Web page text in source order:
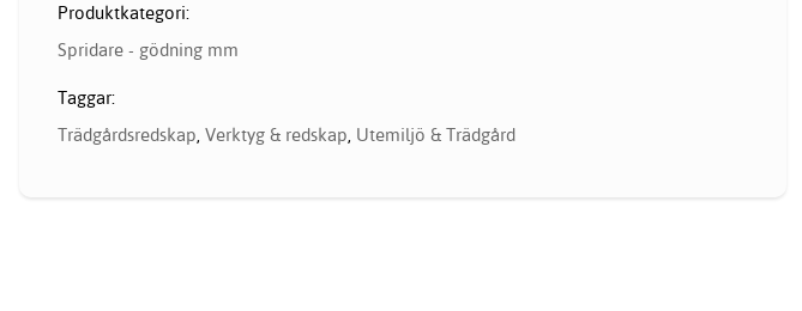
Produktkategori:
Spridare - gödning mm
Taggar:
Trädgårdsredskap, Verktyg & redskap, Utemiljö & Trädgård